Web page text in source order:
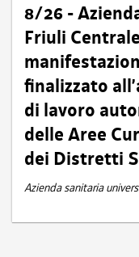
8/26 -
Friuli
finalizzato
di lavoro
delle Aree
dei Distretti
Azienda sanitaria